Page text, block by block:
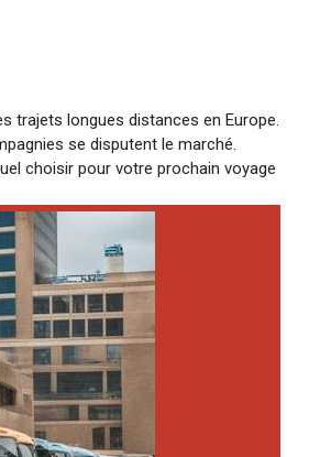
trajets longues distances en Europe.
se disputent le marché.
choisir pour votre prochain voyage